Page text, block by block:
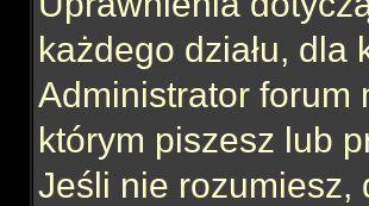
każdego działu,
Administrator forum
którym piszesz lub
Jeśli nie rozumiesz,